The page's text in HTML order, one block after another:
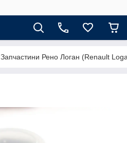
Запчастини Рено Логан (Renault